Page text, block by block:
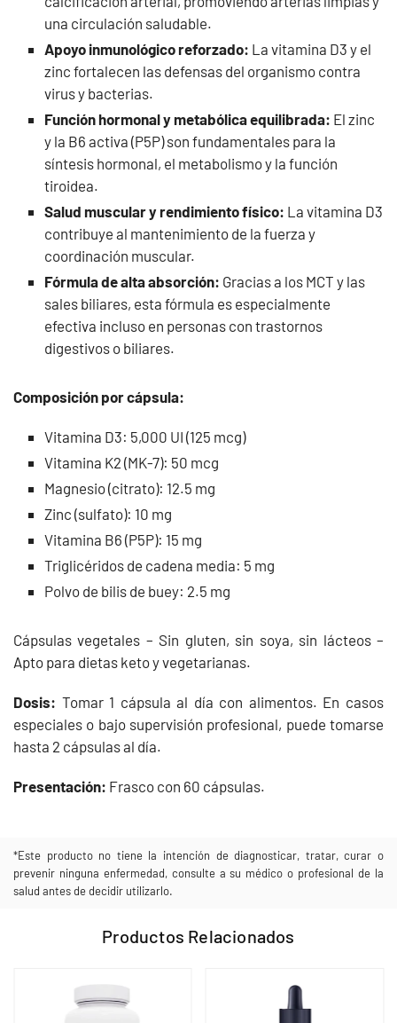
una circulación saludable.
Apoyo inmunológico reforzado: La vitamina D3 y el
zinc fortalecen las defensas del organismo contra
virus y bacterias.
Función hormonal y metabólica equilibrada: El zinc
y la B6 activa (P5P) son fundamentales para la
síntesis hormonal, el metabolismo y la función
tiroidea.
Salud muscular y rendimiento físico: La vitamina D3
contribuye al mantenimiento de la fuerza y
coordinación muscular.
Fórmula de alta absorción: Gracias a los MCT y las
sales biliares, esta fórmula es especialmente
efectiva incluso en personas con trastornos
digestivos o biliares.
Composición por cápsula:
Vitamina D3: 5,000 UI (125 mcg)
Vitamina K2 (MK-7): 50 mcg
Magnesio (citrato): 12.5 mg
Zinc (sulfato): 10 mg
Vitamina B6 (P5P): 15 mg
Triglicéridos de cadena media: 5 mg
Polvo de bilis de buey: 2.5 mg
Cápsulas vegetales – Sin gluten, sin soya, sin lácteos –
Apto para dietas keto y vegetarianas.
Dosis: Tomar 1 cápsula al día con alimentos. En casos
especiales o bajo supervisión profesional, puede tomarse
hasta 2 cápsulas al día.
Presentación: Frasco con 60 cápsulas.
*Este producto no tiene la intención de diagnosticar, tratar, curar o
prevenir ninguna enfermedad, consulte a su médico o profesional de la
salud antes de decidir utilizarlo.
Productos Relacionados